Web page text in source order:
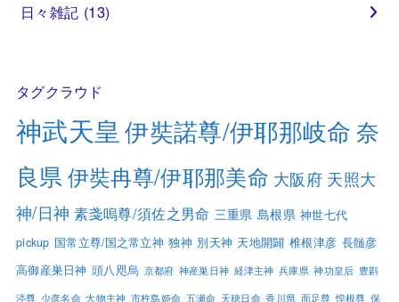
日々雑記 (13)
タグクラウド
神武天皇 伊奘諾尊/伊耶那岐命 奈
良県伊奘冉尊/伊耶那美命 大阪府 天照大
神/日神 素戔嗚尊/須佐之男命 三重県 島根県 神世七代
pickup 国常立尊/国之常立神 独神 別天神 天地開闢 椎根津彦 長髄彦
高御産巣日神 頭八咫烏 京都府 神産巣日神 経津主神 兵庫県 神功皇后 豊斟
渟尊 少彦名命 大物主神 市杵島姫命 五瀬命 天穂日命 香川県 面足尊 惶根尊 保